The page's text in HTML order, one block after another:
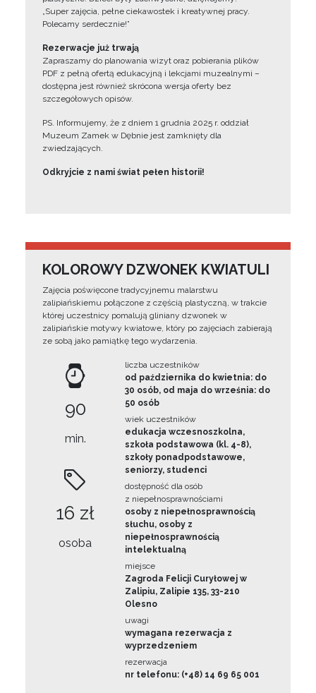
„Super zajęcia, pełne ciekawostek i kreatywnej pracy.
Polecamy serdecznie!”
Rezerwacje już trwają
Zapraszamy do planowania wizyt oraz pobierania plików
PDF z pełną ofertą edukacyjną i lekcjami muzealnymi –
dostępna jest również skrócona wersja oferty bez
szczegółowych opisów.
PS. Informujemy, że z dniem 1 grudnia 2025 r. oddział
Muzeum Zamek w Dębnie jest zamknięty dla
zwiedzających.
Odkryjcie z nami świat pełen historii!
KOLOROWY DZWONEK KWIATULI
Zajęcia poświęcone tradycyjnemu malarstwu
zalipiańskiemu połączone z częścią plastyczną, w trakcie
której uczestnicy pomalują gliniany dzwonek w
zalipiańskie motywy kwiatowe, który po zajęciach zabierają
ze sobą jako pamiątkę tego wydarzenia.
90
min.
16 zł
osoba
liczba uczestników
od października do kwietnia: do
30 osób, od maja do września: do
50 osób
wiek uczestników
edukacja wczesnoszkolna,
szkoła podstawowa (kl. 4-8),
szkoły ponadpodstawowe,
seniorzy, studenci
dostępność dla osób
z niepełnosprawnościami
osoby z niepełnosprawnością
słuchu, osoby z
niepełnosprawnością
intelektualną
miejsce
Zagroda Felicji Curyłowej w
Zalipiu, Zalipie 135, 33-210
Olesno
uwagi
wymagana rezerwacja z
wyprzedzeniem
rezerwacja
nr telefonu: (+48) 14 69 65 001